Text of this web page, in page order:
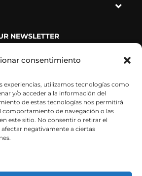
consentimiento
experiencias, utilizamos tecnologías como
y/o acceder a la información del
de estas tecnologías nos permitirá
comportamiento de navegación o las
este sitio. No consentir o retirar el
negativamente a ciertas
NEWSLETTER
política de privacidad